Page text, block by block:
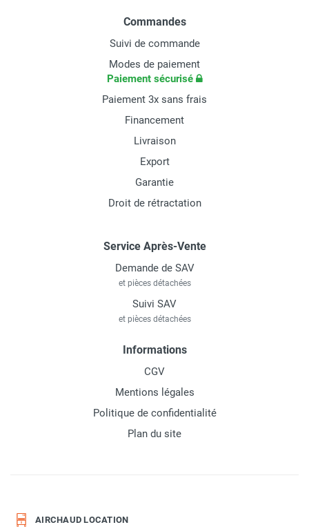
Commandes
Suivi de commande
Modes de paiement
Paiement sécurisé
Paiement 3x sans frais
Financement
Livraison
Export
Garantie
Droit de rétractation
Service Après-Vente
Demande de SAV
et pièces détachées
Suivi SAV
et pièces détachées
Informations
CGV
Mentions légales
Politique de confidentialité
Plan du site
AIRCHAUD LOCATION